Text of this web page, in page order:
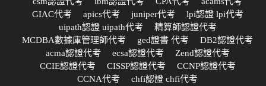
GIAC代考
apics代考 juniper代考
lpi認證 lpi代考
uipath認證 uipath代考
精算師認證代考
MCDBA數據庫管理師代考
ged證書 代考
DB2認證代考
acma認證代考
ecsa認證代考
Zend認證代考
CCIE認證代考
CISSP認證代考
CCNP認證代考
CCNA代考
chfi認證 chfi代考